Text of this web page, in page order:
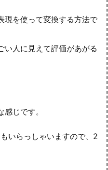
現を使って変換する方法で
い人に見えて評価があがる
じです。
いらっしゃいますので、2